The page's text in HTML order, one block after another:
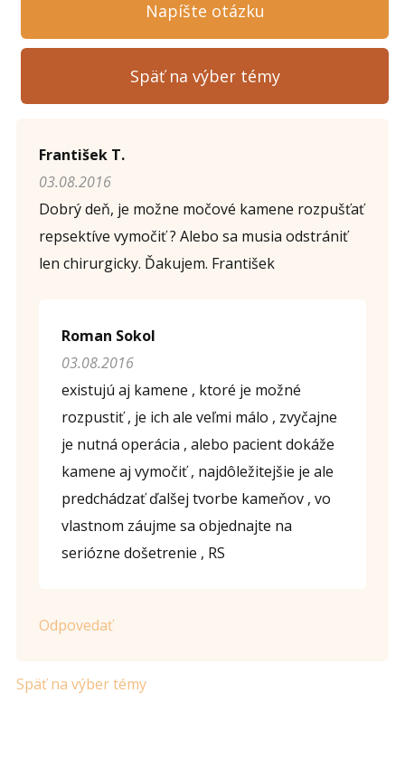
Napíšte otázku
Späť na výber témy
Napíšte otázku
Meno (* )
Komentár (*)
Opíšte prvé 4 písmená zo slova " mocovy
František T.
03.08.2016
Dobrý deň, je možne močové kamene rozpušťať
repsektíve vymočiť ? Alebo sa musia odstrániť
len chirurgicky. Ďakujem. František
Roman Sokol
03.08.2016
existujú aj kamene , ktoré je možné
rozpustiť , je ich ale veľmi málo , zvyčajne
je nutná operácia , alebo pacient dokáže
kamene aj vymočiť , najdôležitejšie je ale
predchádzať ďalšej tvorbe kameňov , vo
vlastnom záujme sa objednajte na
seriózne došetrenie , RS
Odpovedať
Späť na výber témy